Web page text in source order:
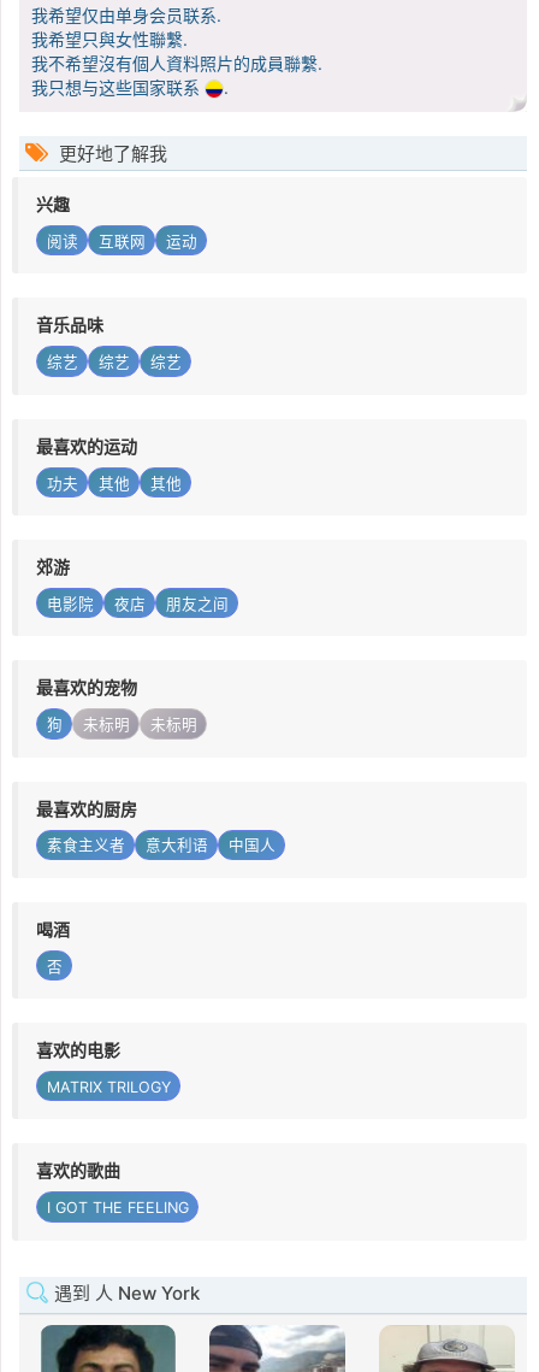
我希望仅由单身会员联系.
我希望只與女性聯繫.
我不希望沒有個人資料照片的成員聯繫.
我只想与这些国家联系
.
更好地了解我
兴趣
阅读 互联网 运动
音乐品味
综艺 综艺 综艺
最喜欢的运动
功夫 其他 其他
郊游
电影院 夜店 朋友之间
最喜欢的宠物
狗 未标明 未标明
最喜欢的厨房
素食主义者 意大利语 中国人
喝酒
否
喜欢的电影
MATRIX TRILOGY
喜欢的歌曲
I GOT THE FEELING
遇到 人 New York